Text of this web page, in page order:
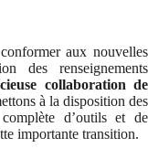
aux nouvelles
des renseignements
collaboration de
à la disposition des
d’outils et de
importante transition.